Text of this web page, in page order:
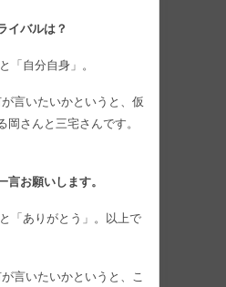
イバルは？
「自分自身」。
が言いたいかというと、仮
岡さんと三宅さんです。
お願いします。
「ありがとう」。以上で
が言いたいかというと、こ